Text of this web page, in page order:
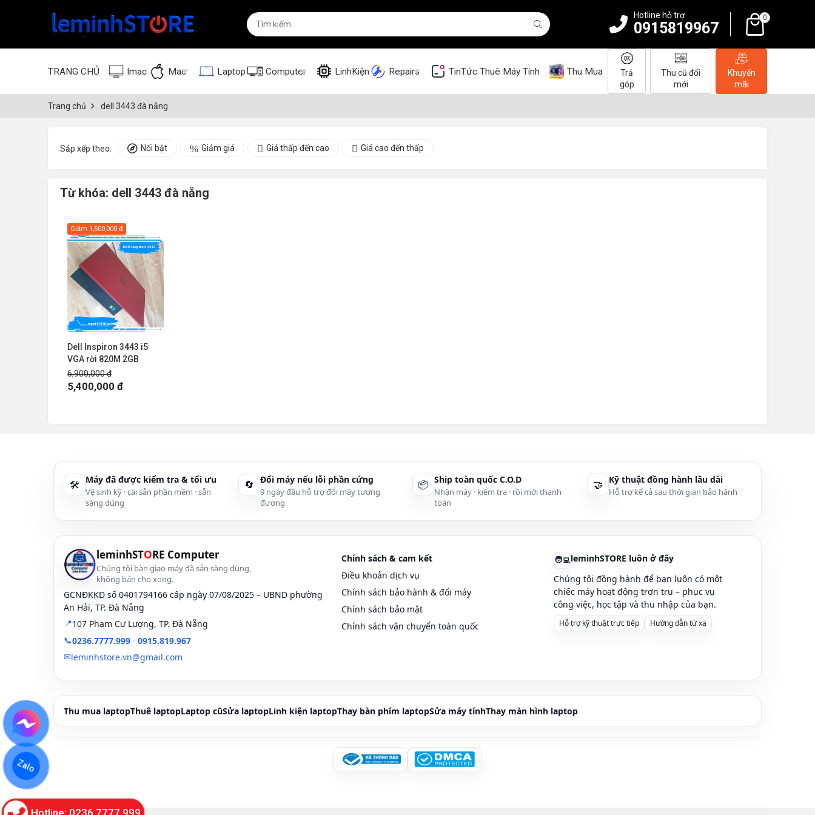
Hotline hỗ trợ
0915819967
0
TRANG CHỦ Imac Mac Laptop Computer LinhKiện Repairs TinTức Thuê Máy Tính Thu Mua
Trả
góp
Thu cũ đổi
mới
Khuyến
mãi
Trang chủ dell 3443 đà nẵng
Sắp xếp theo: Nổi bật Giảm giá Giá thấp đến cao Giá cao đến thấp
Từ khóa: dell 3443 đà nẵng
Dell Inspiron 3443 i5
VGA rời 820M 2GB
6,900,000 đ
Giảm 1,500,000 đ
5,400,000 đ
🛠 Máy đã được kiểm tra & tối ưu
Vệ sinh kỹ · cài sẵn phần mềm · sẵn
sàng dùng
🔄 Đổi máy nếu lỗi phần cứng
9 ngày đầu hỗ trợ đổi máy tương
đương
📦 Ship toàn quốc C.O.D
Nhận máy · kiểm tra · rồi mới thanh
toán
🤝 Kỹ thuật đồng hành lâu dài
Hỗ trợ kể cả sau thời gian bảo hành
leminhSTORE Computer
Chúng tôi bàn giao máy đã sẵn sàng dùng,
không bán cho xong.
GCNĐKKD số 0401794166 cấp ngày 07/08/2025 – UBND phường
An Hải, TP. Đà Nẵng
📍107 Phạm Cự Lượng, TP. Đà Nẵng
📞0236.7777.999 · 0915.819.967
✉leminhstore.vn@gmail.com
Chính sách & cam kết
Điều khoản dịch vụ
Chính sách bảo hành & đổi máy
Chính sách bảo mật
Chính sách vận chuyển toàn quốc
🧑‍💻leminhSTORE luôn ở đây
Chúng tôi đồng hành để bạn luôn có một
chiếc máy hoạt động trơn tru – phục vụ
công việc, học tập và thu nhập của bạn.
Hỗ trợ kỹ thuật trực tiếp Hướng dẫn từ xa
Thu mua laptopThuê laptopLaptop cũSửa laptopLinh kiện laptopThay bàn phím laptopSửa máy tínhThay màn hình laptop
Hotline: 0236.7777.999
Zalo